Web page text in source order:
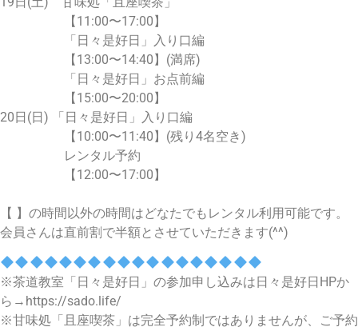
【11:00〜17:00】
「日々是好日」入り口編
【13:00〜14:40】(満席)
「日々是好日」お点前編
【15:00〜20:00】
20日(日) 「日々是好日」入り口編
【10:00〜11:40】(残り4名空き)
レンタル予約
【12:00〜17:00】
【 】の時間以外の時間はどなたでもレンタル利用可能です。
会員さんは直前割で半額とさせていただきます(^^)
※茶道教室「日々是好日」の参加申し込みは日々是好日HPか
ら→https://sado.life/
※甘味処「且座喫茶」は完全予約制ではありませんが、ご予約